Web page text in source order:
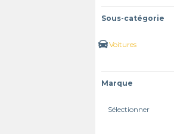
Sous-catégorie
Marque